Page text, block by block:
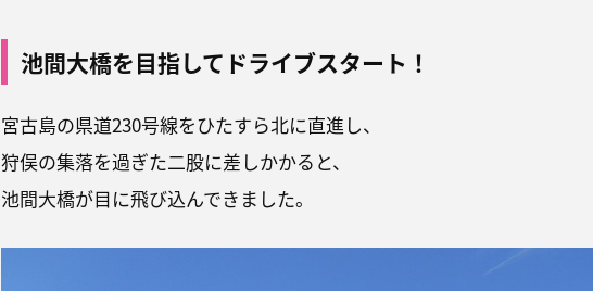
池間大橋を目指してドライブスタート！
宮古島の県道230号線をひたすら北に直進し、
狩俣の集落を過ぎた二股に差しかかると、
池間大橋が目に飛び込んできました。